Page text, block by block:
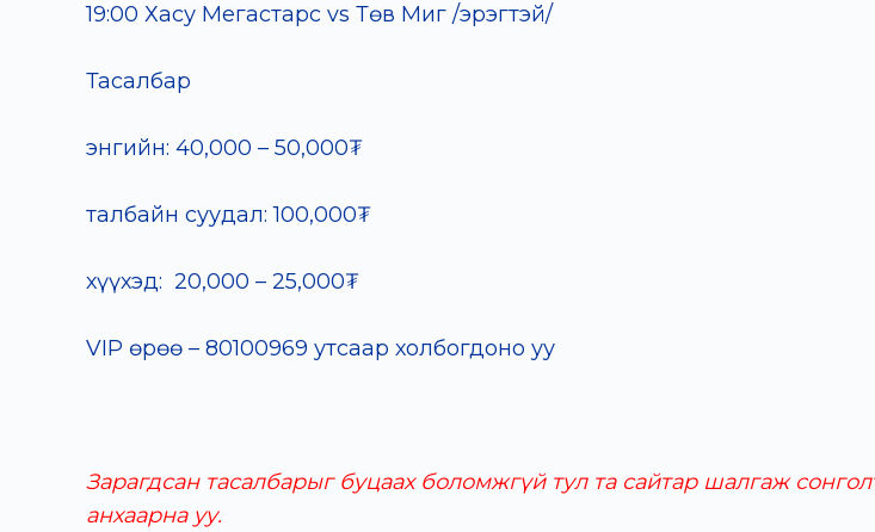
19:00 Хасу Мегастарс vs Төв Миг /эрэгтэй/
Тасалбар
энгийн: 40,000 – 50,000₮
талбайн суудал: 100,000₮
хүүхэд: 20,000 – 25,000₮
VIP өрөө – 80100969 утсаар холбогдоно уу
Зарагдсан тасалбарыг буцаах боломжгүй тул та сайтар шалгаж
анхаарна уу.